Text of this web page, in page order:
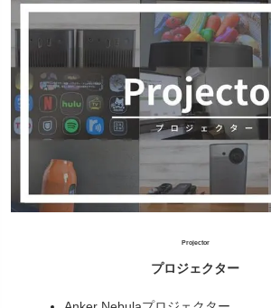
プロジェクター
Projector